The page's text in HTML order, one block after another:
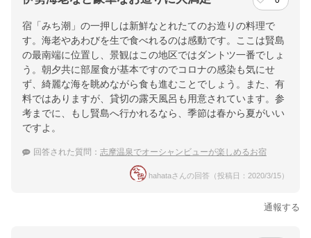
宿「みち潮」の一押しは新鮮なとれたてのお造りの料理で
す。海老やあわびを生で食べれるのは感動です。ここは賢島
の最南端に位置し、景観はこの地区ではダントツ一番でしょ
う。朝夕共に部屋食が基本ですのでコロナの感染も気にせ
ず、綺麗な海を眺めながら食も進むことでしょう。また、有
料ではありますが、貸切の露天風呂も用意されています。参
考までに、もし賢島へ行かれるなら、季節は春から夏がいい
ですよ。
回答された質問： 志摩温泉でオーシャンビューが楽しめるお宿
hahataさんの回答（投稿日：2020/3/15）
通報する